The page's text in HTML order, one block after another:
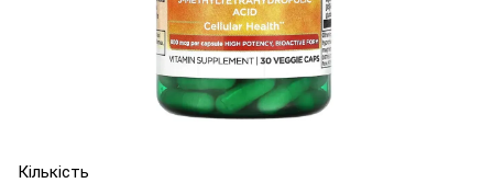
Кількість